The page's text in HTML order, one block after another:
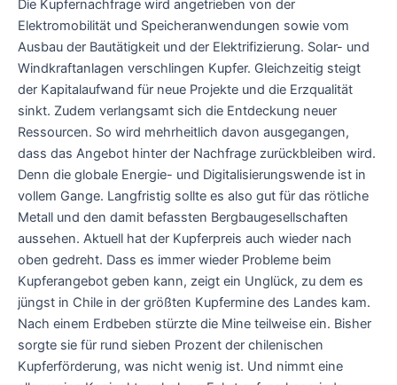
Die Kupfernachfrage wird angetrieben von der
Elektromobilität und Speicheranwendungen sowie vom
Ausbau der Bautätigkeit und der Elektrifizierung. Solar- und
Windkraftanlagen verschlingen Kupfer. Gleichzeitig steigt
der Kapitalaufwand für neue Projekte und die Erzqualität
sinkt. Zudem verlangsamt sich die Entdeckung neuer
Ressourcen. So wird mehrheitlich davon ausgegangen,
dass das Angebot hinter der Nachfrage zurückbleiben wird.
Denn die globale Energie- und Digitalisierungswende ist in
vollem Gange. Langfristig sollte es also gut für das rötliche
Metall und den damit befassten Bergbaugesellschaften
aussehen. Aktuell hat der Kupferpreis auch wieder nach
oben gedreht. Dass es immer wieder Probleme beim
Kupferangebot geben kann, zeigt ein Unglück, zu dem es
jüngst in Chile in der größten Kupfermine des Landes kam.
Nach einem Erdbeben stürzte die Mine teilweise ein. Bisher
sorgte sie für rund sieben Prozent der chilenischen
Kupferförderung, was nicht wenig ist. Und nimmt eine